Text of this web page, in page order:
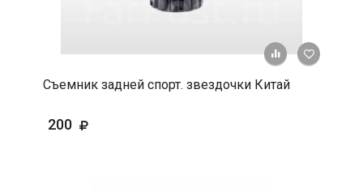
+ К
Съемник задней спорт. звездочки Китай
200